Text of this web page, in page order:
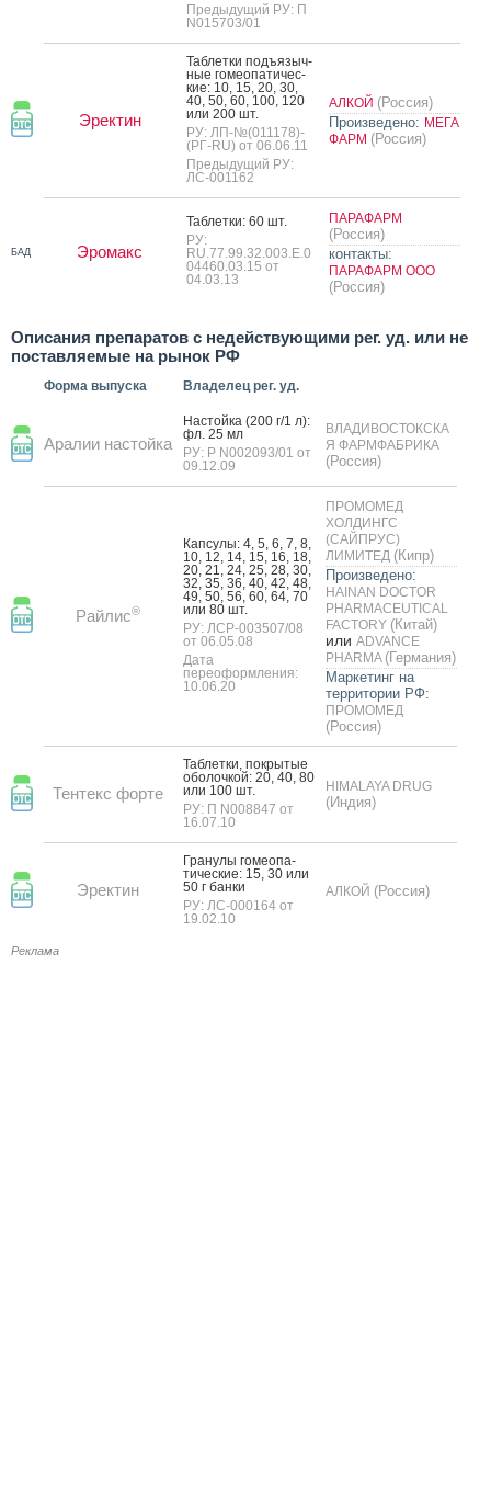
Предыдущий РУ: П
N015703/01
Эректин
Таб­летки подъ­языч­
ные го­ме­опа­тичес­
кие: 10, 15, 20, 30,
40, 50, 60, 100, 120
или 200 шт.
РУ: ЛП-№(011178)-
(РГ-RU) от 06.06.11
Предыдущий РУ:
ЛС-001162
АЛКОЙ (Россия)
Произведено: МЕГА
ФАРМ (Россия)
БАД Эромакс
Таб­летки: 60 шт.
РУ:
RU.77.99.32.003.Е.0
04460.03.15 от
04.03.13
ПАРАФАРМ
(Россия)
контакты:
ПАРАФАРМ ООО
(Россия)
Описания препаратов с недействующими рег. уд. или не
поставляемые на рынок РФ
Форма выпуска Владелец рег. уд.
Аралии настойка
Нас­той­ка (200 г/1 л):
фл. 25 мл
РУ: Р N002093/01 от
09.12.09
ВЛАДИВОСТОКСКА
Я ФАРМФАБРИКА
(Россия)
Райлис®
Кап­су­лы: 4, 5, 6, 7, 8,
10, 12, 14, 15, 16, 18,
20, 21, 24, 25, 28, 30,
32, 35, 36, 40, 42, 48,
49, 50, 56, 60, 64, 70
или 80 шт.
РУ: ЛСР-003507/08
от 06.05.08
Дата
переоформления:
10.06.20
ПРОМОМЕД
ХОЛДИНГС
(САЙПРУС)
ЛИМИТЕД (Кипр)
Произведено:
HAINAN DOCTOR
PHARMACEUTICAL
FACTORY (Китай)
или ADVANCE
PHARMA (Германия)
Маркетинг на
территории РФ:
ПРОМОМЕД
(Россия)
Тентекс форте
Таб­летки, пок­ры­тые
обо­лоч­кой: 20, 40, 80
или 100 шт.
РУ: П N008847 от
16.07.10
HIMALAYA DRUG
(Индия)
Эректин
Гра­нулы го­ме­опа­
тичес­кие: 15, 30 или
50 г бан­ки
РУ: ЛС-000164 от
19.02.10
АЛКОЙ (Россия)
Реклама